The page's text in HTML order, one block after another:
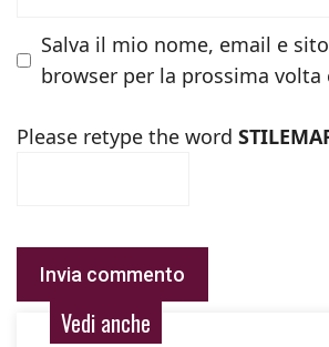
Salva il mio nome, email e
browser per la prossima
Please retype the word
Vedi anche